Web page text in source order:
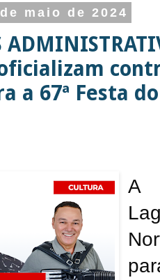
maio de 2024
a 67ª Festa
A